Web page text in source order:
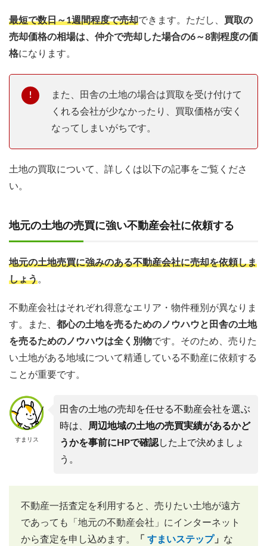
最短で数日～1週間程度で売却できます。ただし、 買取の
売却価格の相場は、仲介で売却した場合の6～8割程度の価
格になります。
また、田舎の土地の場合は買取を受け付けて
くれる会社が少なかったり、買取価格が安く
なってしまいがちです。
土地の買取について、詳しくは以下の記事をご覧くださ
い。
地元の土地の売買に強い不動産会社に依頼する
地元の土地売買に強みのある不動産会社に売却を依頼しま
しょう。
不動産会社はそれぞれ得意なエリア・物件種別が異なりま
す。また、 都心の土地を売るためのノウハウと田舎の土地
を売るためのノウハウは全く別物です。そのため、売りた
い土地がある地域について精通している不動産に依頼する
ことが重要です。
すまリス
田舎の土地の売却を任せる不動産会社を選ぶ
時は、 周辺地域の土地の売買実績があるかど
うかを事前にHPで確認した上で決めましょ
う。
不動産一括査定を利用すると、売りたい土地が遠方
であっても「地元の不動産会社」にインターネット
から査定を申し込めます。
「 すまいステップ」 な